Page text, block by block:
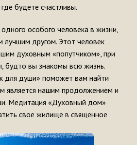
будете счастливы.
особого человека в жизни,
лучшим другом. Этот человек
духовным «попутчиком», при
будто вы знакомы всю жизнь.
для души» поможет вам найти
является нашим продолжением и
Медитация «Духовный дом»
свое жилище в священное